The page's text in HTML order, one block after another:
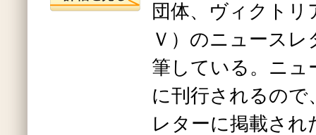
団体、ヴィクトリ
Ｖ）のニュース
筆している。ニュ
に刊行されるの
レターに掲載され